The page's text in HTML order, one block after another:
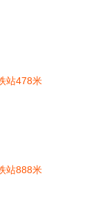
站478米
站888米